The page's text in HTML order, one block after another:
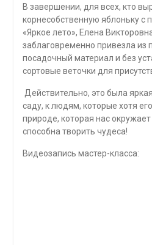
В завершении, для всех, кто
корнесобственную яблоньку с
«Яркое лето», Елена
заблаговременно привезла из
посадочный материал и без
сортовые веточки для
Действительно, это была
саду, к людям, которые хотя
природе, которая нас
способна творить чудеса!
Видеозапись мастер-класса: